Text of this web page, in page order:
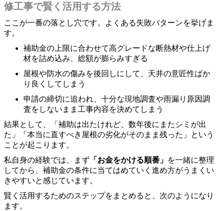
修工事で賢く活用する方法
ここが一番の落とし穴です。よくある失敗パターンを挙げま
す。
補助金の上限に合わせて高グレードな断熱材や仕上げ
材を詰め込み、総額が膨らみすぎる
屋根や防水の傷みを後回しにして、天井の意匠性ばか
り良くしてしまう
申請の締切に追われ、十分な現地調査や雨漏り原因調
査をしないまま工事内容を決めてしまう
結果として、「補助は出たけれど、数年後にまたシミが出
た」「本当に直すべき屋根の劣化がそのまま残った」という
ことが起こります。
私自身の経験では、まず 「お金をかける順番」 を一緒に整理
してから、補助金の条件に当てはめていく進め方がうまくい
きやすいと感じています。
賢く活用するためのステップをまとめると、次のようになり
ます。